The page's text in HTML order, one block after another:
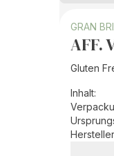
GRAN
AFF.
Gluten
Inhalt:
Hersteller